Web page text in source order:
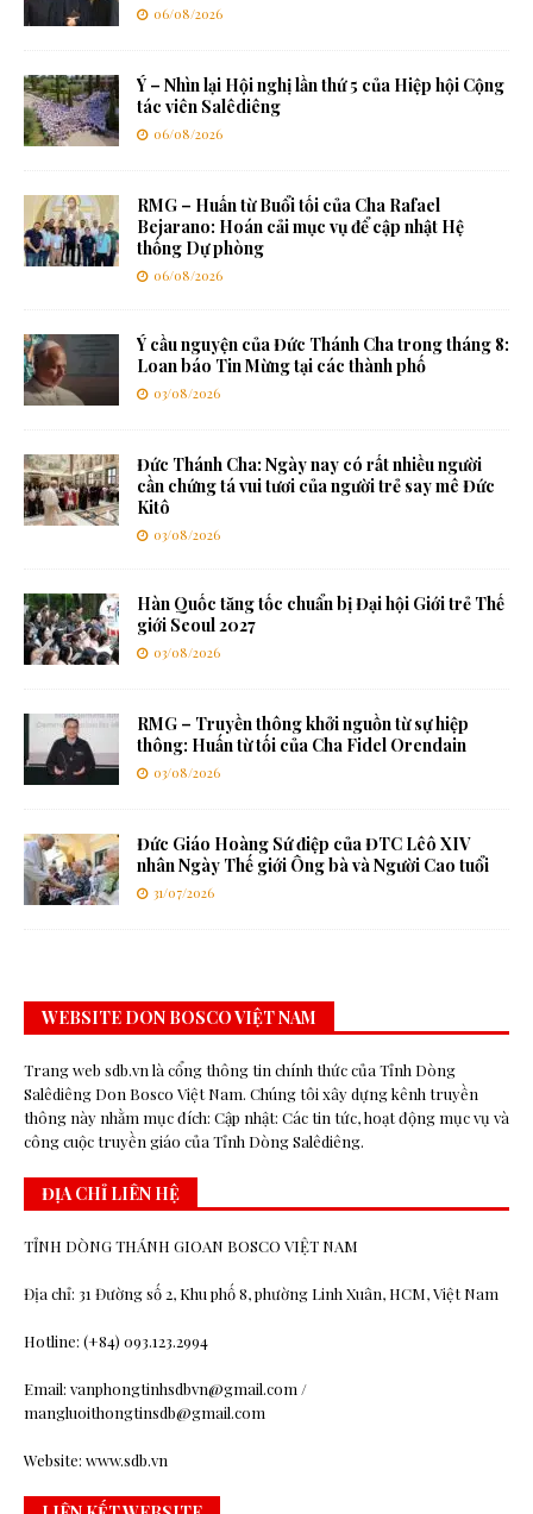
06/08/2026
Ý – Nhìn lại Hội nghị lần thứ 5 của Hiệp hội Cộng
tác viên Salêdiêng
06/08/2026
RMG – Huấn từ Buổi tối của Cha Rafael
Bejarano: Hoán cải mục vụ để cập nhật Hệ
thống Dự phòng
06/08/2026
Ý cầu nguyện của Đức Thánh Cha trong tháng 8:
Loan báo Tin Mừng tại các thành phố
03/08/2026
Đức Thánh Cha: Ngày nay có rất nhiều người
cần chứng tá vui tươi của người trẻ say mê Đức
Kitô
03/08/2026
Hàn Quốc tăng tốc chuẩn bị Đại hội Giới trẻ Thế
giới Seoul 2027
03/08/2026
RMG – Truyền thông khởi nguồn từ sự hiệp
thông: Huấn từ tối của Cha Fidel Orendain
03/08/2026
Đức Giáo Hoàng Sứ điệp của ĐTC Lêô XIV
nhân Ngày Thế giới Ông bà và Người Cao tuổi
31/07/2026
WEBSITE DON BOSCO VIỆT NAM
Trang web sdb.vn là cổng thông tin chính thức của Tỉnh Dòng
Salêdiêng Don Bosco Việt Nam. Chúng tôi xây dựng kênh truyền
thông này nhằm mục đích: Cập nhật: Các tin tức, hoạt động mục vụ và
công cuộc truyền giáo của Tỉnh Dòng Salêdiêng.
ĐỊA CHỈ LIÊN HỆ
TỈNH DÒNG THÁNH GIOAN BOSCO VIỆT NAM
Địa chỉ: 31 Đường số 2, Khu phố 8, phường Linh Xuân, HCM, Việt Nam
Hotline: (+84) 093.123.2994
Email: vanphongtinhsdbvn@gmail.com /
mangluoithongtinsdb@gmail.com
Website: www.sdb.vn